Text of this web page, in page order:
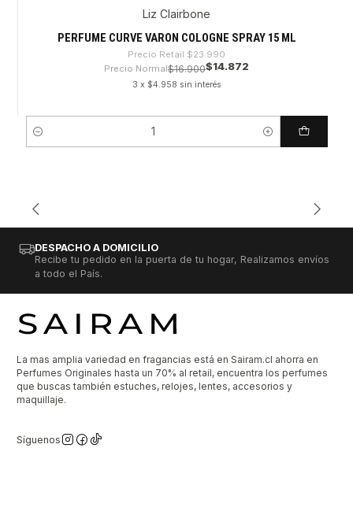
Liz Clairbone
PERFUME CURVE VARON COLOGNE SPRAY 15 ML
Precio Retail $23.990
Precio Normal$16.900$14.872
3 x $4.958 sin interés
Cantidad
DESPACHO A DOMICILIO
Recibe tu pedido en la puerta de tu hogar, Realizamos envíos
a todo el País.
La mas amplia variedad en fragancias está en Sairam.cl ahorra en
Perfumes Originales hasta un 70% al retail, encuentra los perfumes
que buscas también estuches, relojes, lentes, accesorios y
maquillaje.
Síguenos